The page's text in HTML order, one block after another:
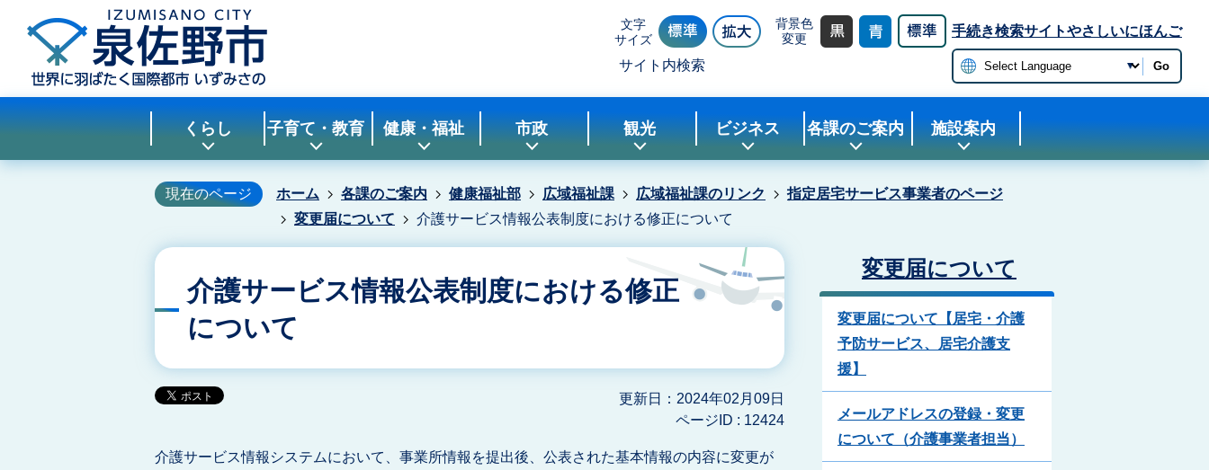
文字
サイズ
背景色
変更
手続き検索サイトやさしいにほんご
サイト内検索 Go
くらし 子育て・教育 健康・福祉 市政 観光 ビジネス 各課のご案内 施設案内
現在のページ ホーム 各課のご案内 健康福祉部 広域福祉課 広域福祉課のリンク
指定居宅サービス事業者のページ
変更届について
介護サービス情報公表制度における修正について
介護サービス情報公表制度における修正
について
更新日：2024年02月09日
ページID : 12424
介護サービス情報システムにおいて、事業所情報を提出後、公表された基本情報の内容に変更が
変更届について
変更届について【居宅・介護
予防サービス、居宅介護支
援】
メールアドレスの登録・変更
について（介護事業者担当）